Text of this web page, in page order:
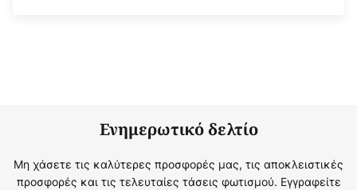
Ενημερωτικό δελτίο
Μη χάσετε τις καλύτερες προσφορές μας, τις αποκλειστικές
προσφορές και τις τελευταίες τάσεις φωτισμού. Εγγραφείτε